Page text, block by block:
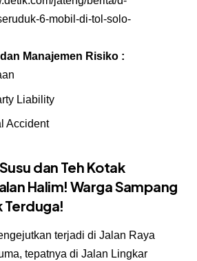
6-mobil-di-tol-solo-
Manajemen Risiko :
Liability
Accident
dan Teh Kotak
Halim! Warga Sampang
Terduga!
terjadi di Jalan Raya
tepatnya di Jalan Lingkar